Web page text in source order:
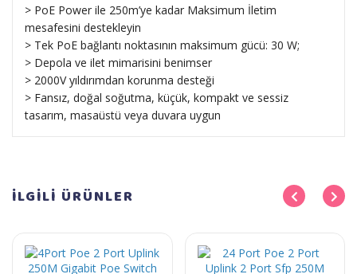
> PoE Power ile 250m’ye kadar Maksimum İletim
mesafesini destekleyin
> Tek PoE bağlantı noktasının maksimum gücü: 30 W;
> Depola ve ilet mimarisini benimser
> 2000V yıldırımdan korunma desteği
> Fansız, doğal soğutma, küçük, kompakt ve sessiz
tasarım, masaüstü veya duvara uygun
İLGİLİ ÜRÜNLER